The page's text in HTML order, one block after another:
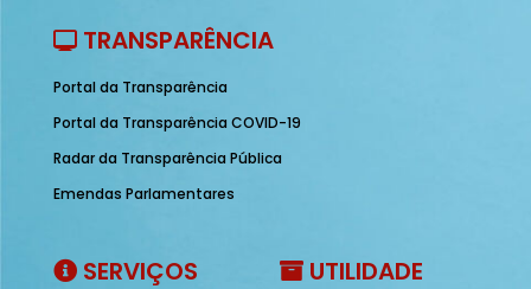
TRANSPARÊNCIA
Portal da Transparência
Portal da Transparência COVID-19
Radar da Transparência Pública
Emendas Parlamentares
SERVIÇOS UTILIDADE